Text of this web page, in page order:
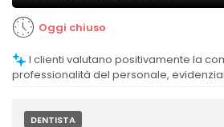
Oggi chiuso
professionalità del personale,
DENTISTA